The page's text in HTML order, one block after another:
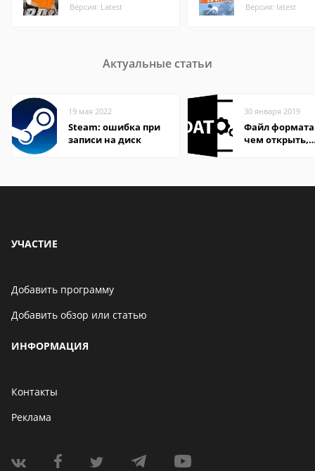
Версия: Latest Версия: latest
Актуальные статьи
19 мая 2022
Steam: ошибка при
записи на диск
30 января 2019
Файл формата
чем открыть,
УЧАСТИЕ
Добавить программу
Добавить обзор или статью
ИНФОРМАЦИЯ
Контакты
Реклама